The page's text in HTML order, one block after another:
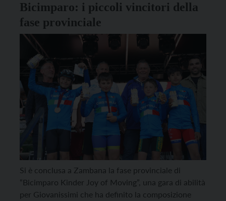
Bicimparo: i piccoli vincitori della
fase provinciale
Si è conclusa a Zambana la fase provinciale di
“Bicimparo Kinder Joy of Moving”, una gara di abilità
per Giovanissimi che ha definito la composizione